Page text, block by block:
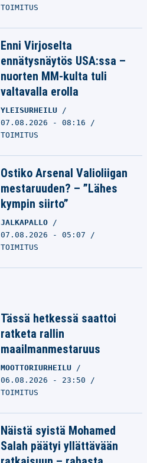
TOIMITUS
Enni Virjoselta
ennätysnäytös USA:ssa –
nuorten MM-kulta tuli
valtavalla erolla
YLEISURHEILU
07.08.2026 - 08:16
TOIMITUS
Ostiko Arsenal Valioliigan
mestaruuden? – ”Lähes
kympin siirto”
JALKAPALLO
07.08.2026 - 05:07
TOIMITUS
Tässä hetkessä saattoi
ratketa rallin
maailmanmestaruus
MOOTTORIURHEILU
06.08.2026 - 23:50
TOIMITUS
Näistä syistä Mohamed
Salah päätyi yllättävään